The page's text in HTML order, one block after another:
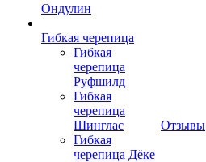
Ондулин
Гибкая черепица
Гибкая
черепица
Руфшилд
Гибкая
черепица
Шинглас
Гибкая
черепица Дёке
Отзывы